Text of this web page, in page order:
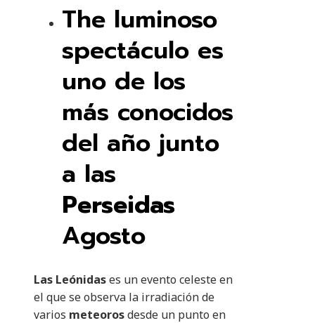
The luminoso
spectáculo es
uno de los
más conocidos
del año junto
a las
Perseidas
Agosto
Las Leónidases un evento celeste en
el que se observa la irradiación de
varios meteorosdesde un punto en